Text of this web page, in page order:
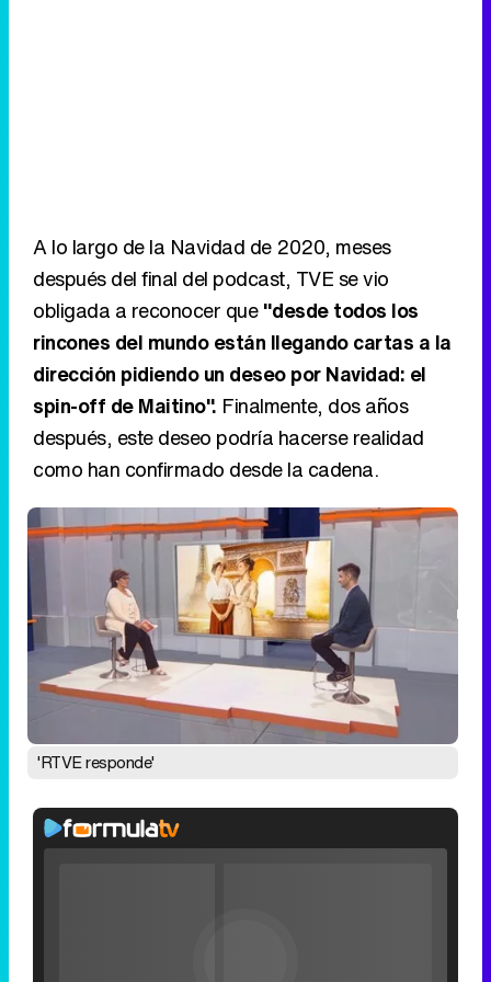
A lo largo de la Navidad de 2020, meses
después del final del podcast, TVE se vio
obligada a reconocer que"desde todos los
rincones del mundo están llegando cartas a la
dirección pidiendo un deseo por Navidad: el
spin-off de Maitino". Finalmente, dos años
después, este deseo podría hacerse realidad
como han confirmado desde la cadena.
'RTVE responde'